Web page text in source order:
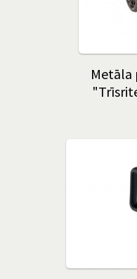
Metāla